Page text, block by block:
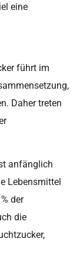
eine
führt im
Daher treten
anfänglich
Lebensmittel
der
die